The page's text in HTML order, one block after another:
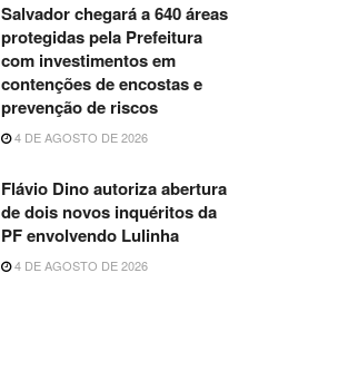
Salvador chegará a 640 áreas
protegidas pela Prefeitura
com investimentos em
contenções de encostas e
prevenção de riscos
4 DE AGOSTO DE 2026
Flávio Dino autoriza abertura
de dois novos inquéritos da
PF envolvendo Lulinha
4 DE AGOSTO DE 2026